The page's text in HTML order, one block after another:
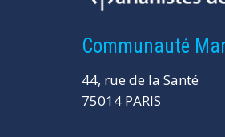
Communauté
44, rue de la Santé
75014 PARIS